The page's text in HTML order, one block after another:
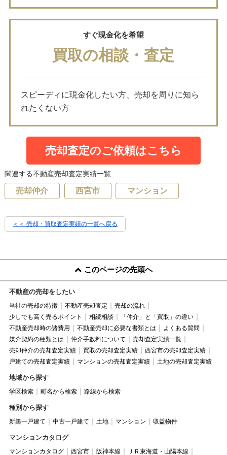
すぐ現金化を希望
買取の相談・査定
スピーディに現金化したい方、売却を周りに知ら
れたくない方
売却査定のご依頼はこちら
関連する不動産売却査定実績一覧
売却仲介 西宮市 マンション
＜＜ 売却・買取査定実績の一覧へ戻る
このページの先頭へ
不動産の売却をしたい
当社の売却の特徴 不動産売却査定
売却の流れ
少しでも高く売るポイント
相続相談
「仲介」と「買取」の違い
不動産売却時の諸費用
不動産売却に必要な書類とは
よくある質問
媒介契約の種類とは
仲介手数料について
売却査定実績一覧
売却仲介の売却査定実績
買取の売却査定実績
西宮市の売却査定実績
戸建ての売却査定実績
マンションの売却査定実績 土地の売却査定実績
地域から探す
学区検索 町名から検索 路線から検索
種別から探す
新築一戸建て 中古一戸建て 土地 マンション 収益物件
マンションカタログ
マンションカタログ 西宮市 阪神本線 ＪＲ東海道・山陽本線